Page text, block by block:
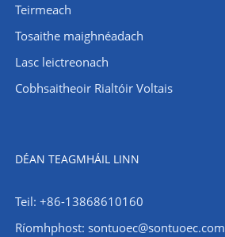
Teirmeach
Tosaithe maighnéadach
Lasc leictreonach
Cobhsaitheoir Rialtóir Voltais
DÉAN TEAGMHÁIL LINN
Teil: +86-13868610160
Ríomhphost: sontuoec@sontuoec.com